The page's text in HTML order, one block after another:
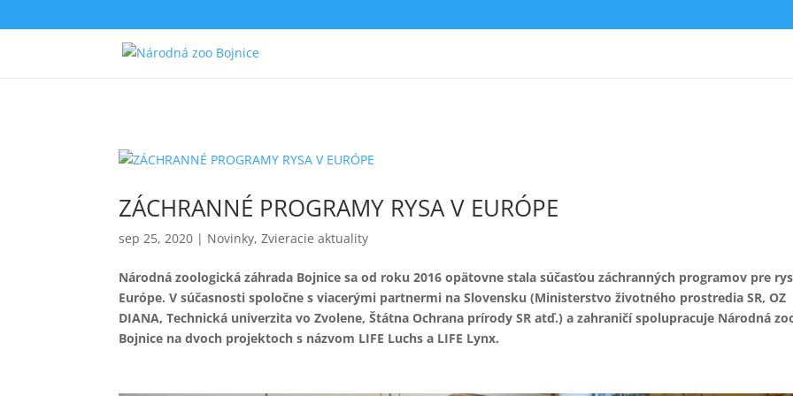
ZÁCHRANNÉ PROGRAMY RYSA V EURÓPE
sep 25, 2020 | Novinky,Zvieracie aktuality
Národná zoologická záhrada Bojnice sa od roku 2016 opätovne stala súčasťou záchranných programov pre
Európe. V súčasnosti spoločne s viacerými partnermi na Slovensku (Ministerstvo životného prostredia SR, OZ
DIANA, Technická univerzita vo Zvolene, Štátna Ochrana prírody SR atď.) a zahraničí spolupracuje Národná
Bojnice na dvoch projektoch s názvom LIFE Luchs a LIFE Lynx.